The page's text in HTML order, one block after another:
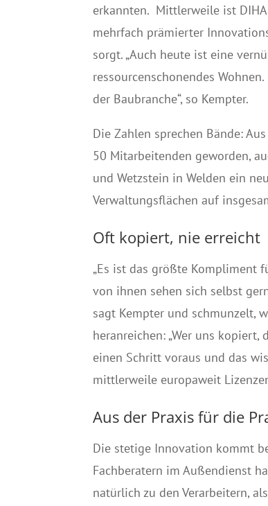
erkannten. Mittlerweile ist
mehrfach prämierter
sorgt. „Auch heute ist eine
ressourcenschonendes
der Baubranche“, so Kempter.
Die Zahlen sprechen Bände:
50 Mitarbeitenden geworden,
und Wetzstein in Welden ein
Verwaltungsflächen auf
Oft kopiert, nie erreicht
„Es ist das größte Kompliment
von ihnen sehen sich selbst
sagt Kempter und schmunzelt,
heranreichen: „Wer uns
einen Schritt voraus und das
mittlerweile europaweit
Aus der Praxis für die
Die stetige Innovation kommt
Fachberatern im Außendienst
natürlich zu den Verarbeitern,